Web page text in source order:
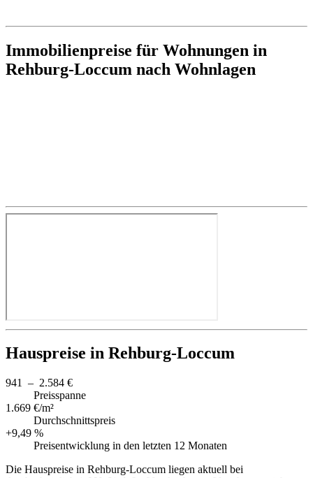
Immobilienpreise für Wohnungen in
Rehburg-Loccum nach Wohnlagen
Hauspreise in Rehburg-Loccum
941 – 2.584 €
Preisspanne
1.669 €/m²
Durchschnittspreis
+9,49 %
Preisentwicklung in den letzten 12 Monaten
Die Hauspreise in Rehburg-Loccum liegen aktuell bei